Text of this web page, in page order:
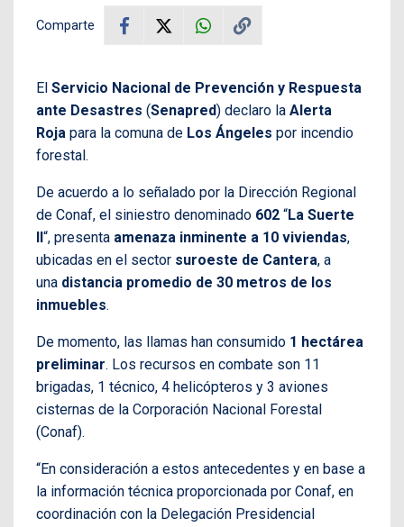
Comparte
El Servicio Nacional de Prevención y Respuesta
ante Desastres (Senapred) declaro la Alerta
Roja para la comuna de Los Ángeles por incendio
forestal.
De acuerdo a lo señalado por la Dirección Regional
de Conaf, el siniestro denominado 602 “La Suerte
“, presenta amenaza inminente a 10 viviendas,
ubicadas en el sector suroeste de Cantera, a
una distancia promedio de 30 metros de los
inmuebles.
De momento, las llamas han consumido 1 hectárea
preliminar. Los recursos en combate son 11
brigadas, 1 técnico, 4 helicópteros y 3 aviones
cisternas de la Corporación Nacional Forestal
(Conaf).
“En consideración a estos antecedentes y en base a
la información técnica proporcionada por Conaf, en
coordinación con la Delegación Presidencial